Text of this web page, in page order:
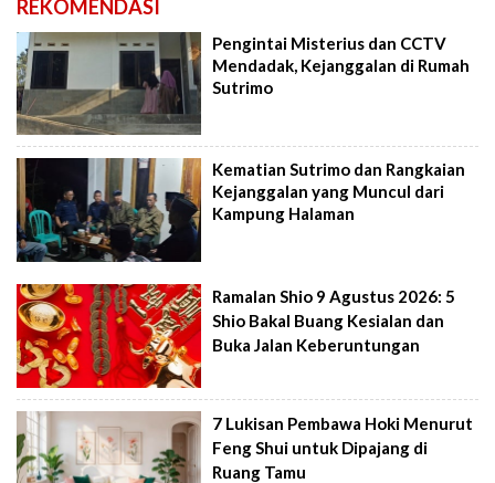
REKOMENDASI
Pengintai Misterius dan CCTV
Mendadak, Kejanggalan di Rumah
Sutrimo
Kematian Sutrimo dan Rangkaian
Kejanggalan yang Muncul dari
Kampung Halaman
Ramalan Shio 9 Agustus 2026: 5
Shio Bakal Buang Kesialan dan
Buka Jalan Keberuntungan
7 Lukisan Pembawa Hoki Menurut
Feng Shui untuk Dipajang di
Ruang Tamu